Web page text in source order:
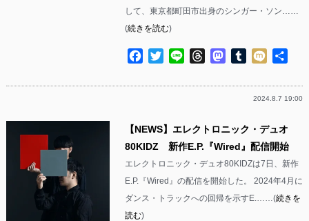
して、東京都町田市出身のシンガー・ソン……
(続きを読む)
Facebook
TwitterLine ThreadsMastodon
Tumblr
Mixi
2024.8.7 19:00
【NEWS】エレクトロニック・デュオ
80KIDZ 新作E.P.『Wired』配信開始
エレクトロニック・デュオ80KIDZは7日、新作
E.P.『Wired』の配信を開始した。 2024年4月に
ダンス・トラックへの回帰を示すE.……(続きを
読む)